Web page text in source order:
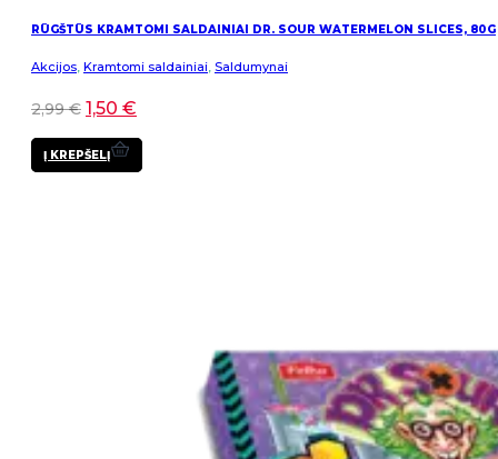
RŪGŠTŪS KRAMTOMI SALDAINIAI DR. SOUR WATERMELON SLICES, 80G
Akcijos, Kramtomi saldainiai, Saldumynai
2,99€ 1,50 €
Į KREPŠELĮ